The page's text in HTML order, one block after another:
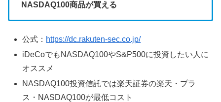
NASDAQ100商品が買える
公式： https://dc.rakuten-sec.co.jp/
iDeCoでもNASDAQ100やS&P500に投資したい人に
オススメ
NASDAQ100投資信託では楽天証券の楽天・プラ
ス・NASDAQ100が最低コスト